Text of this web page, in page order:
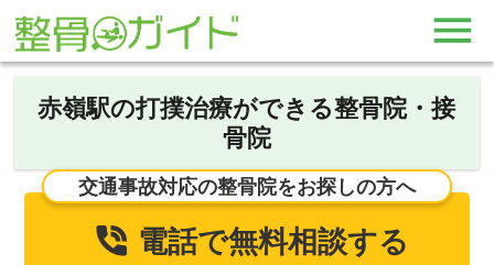
赤嶺駅の打撲治療ができる整骨院・接
骨院
交通事故対応の整骨院をお探しの方へ
電話で無料相談する